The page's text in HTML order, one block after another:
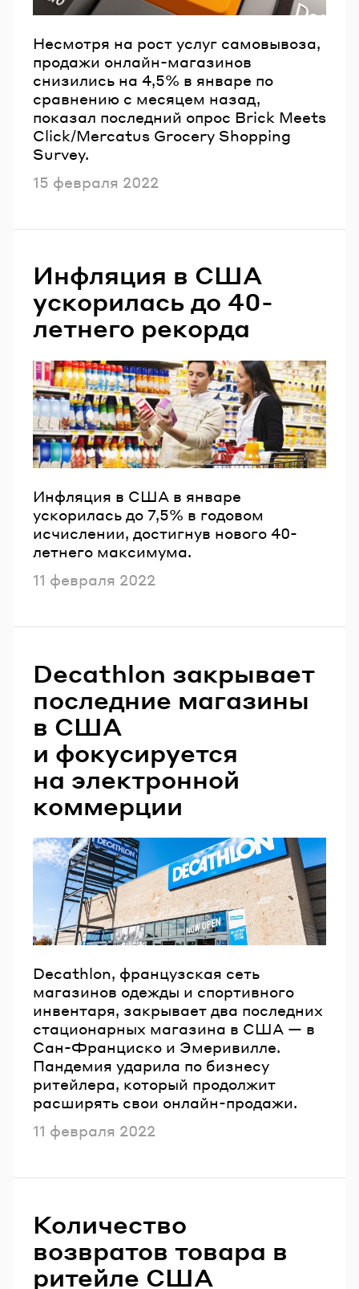
Несмотря на рост услуг самовывоза,
продажи онлайн-магазинов
снизились на 4,5% в январе по
сравнению с месяцем назад,
показал последний опрос Brick Meets
Click/Mercatus Grocery Shopping
Survey.
Опубликовано
15 февраля 2022
Инфляция в США
ускорилась до 40-
летнего рекорда
Инфляция в США в январе
ускорилась до 7,5% в годовом
исчислении, достигнув нового 40-
летнего максимума.
Опубликовано
11 февраля 2022
Decathlon закрывает
последние магазины
в США
и фокусируется
на электронной
коммерции
Decathlon, французская сеть
магазинов одежды и спортивного
инвентаря, закрывает два последних
стационарных магазина в США — в
Сан-Франциско и Эмеривилле.
Пандемия ударила по бизнесу
ритейлера, который продолжит
расширять свои онлайн-продажи.
Опубликовано
11 февраля 2022
Количество
возвратов товара в
ритейле США